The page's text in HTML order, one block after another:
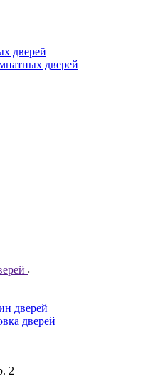
дверей
дверей
дверей
дверей
2